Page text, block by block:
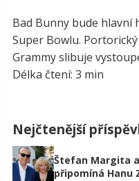
Bad Bunny bude hlavní
Super Bowlu.
Grammy slibuje
Délka čtení: 3 min
Nejčtenější
Štefan Margita
připomíná Hanu